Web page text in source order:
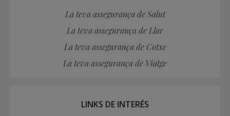
La teva assegurança de Salut
La teva assegurança de Llar
La teva assegurança de Cotxe
La teva assegurança de Viatge
LINKS DE INTERÉS